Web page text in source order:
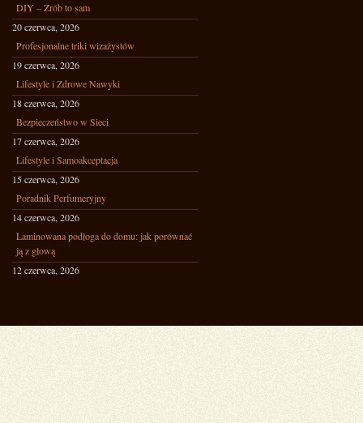
DIY – Zrób to sam
20 czerwca, 2026
Profesjonalne triki wizażystów
19 czerwca, 2026
Lifestyle i Zdrowe Nawyki
18 czerwca, 2026
Bezpieczeństwo w Sieci
17 czerwca, 2026
Lifestyle i Samoakceptacja
15 czerwca, 2026
Poradnik Perfumeryjny
14 czerwca, 2026
Laminowana podłoga do domu: jak porównać
ją z głową
12 czerwca, 2026